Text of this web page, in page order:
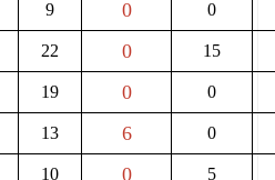
9 0 0
22 0 15
19 0 0
13 6 0
10 0 5